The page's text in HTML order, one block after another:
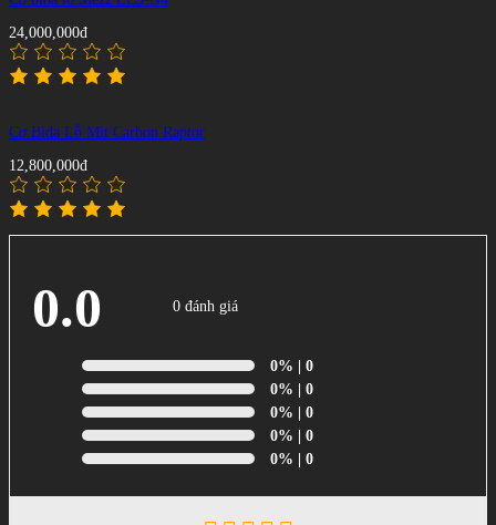
24,000,000đ
Cơ Bida Lỗ Mit Carbon Raptor
12,800,000đ
0.0 0 đánh giá
0% | 0
0% | 0
0% | 0
0% | 0
0% | 0